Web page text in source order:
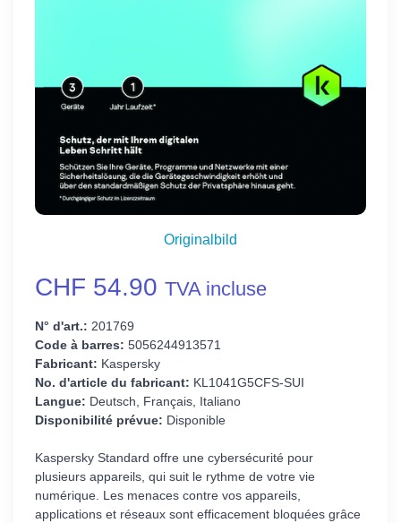
Originalbild
CHF 54.90 TVA incluse
N° d'art.: 201769
Code à barres: 5056244913571
Fabricant: Kaspersky
No. d'article du fabricant: KL1041G5CFS-SUI
Langue: Deutsch, Français, Italiano
Disponibilité prévue: Disponible
Kaspersky Standard offre une cybersécurité pour
plusieurs appareils, qui suit le rythme de votre vie
numérique. Les menaces contre vos appareils,
applications et réseaux sont efficacement bloquées grâce